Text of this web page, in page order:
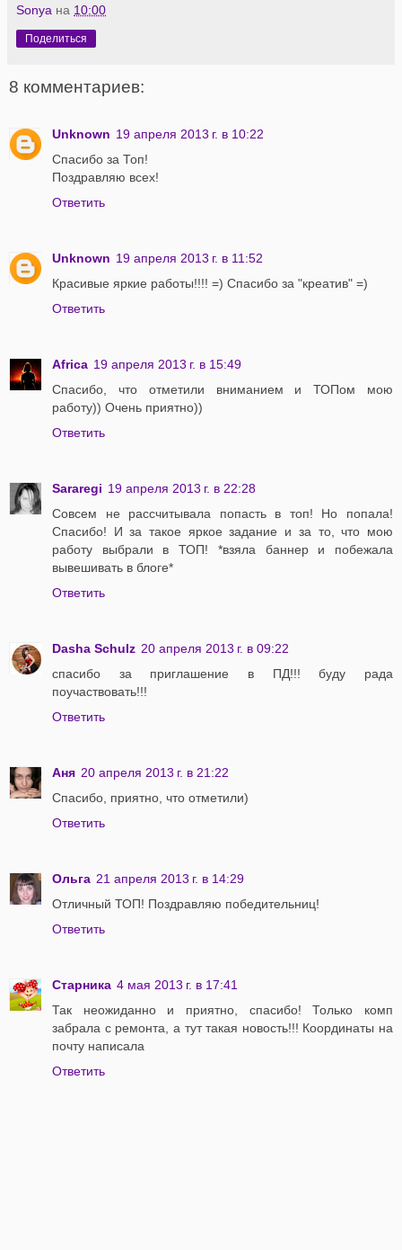
Sonya на 10:00
Поделиться
8 комментариев:
Unknown 19 апреля 2013 г. в 10:22
Спасибо за Топ!
Поздравляю всех!
Ответить
Unknown 19 апреля 2013 г. в 11:52
Красивые яркие работы!!!! =) Спасибо за "креатив" =)
Ответить
Africa 19 апреля 2013 г. в 15:49
Спасибо, что отметили вниманием и ТОПом мою
работу)) Очень приятно))
Ответить
Sararegi 19 апреля 2013 г. в 22:28
Совсем не рассчитывала попасть в топ! Но попала!
Спасибо! И за такое яркое задание и за то, что мою
работу выбрали в ТОП! *взяла баннер и побежала
вывешивать в блоге*
Ответить
Dasha Schulz 20 апреля 2013 г. в 09:22
спасибо за приглашение в ПД!!! буду рада
поучаствовать!!!
Ответить
Аня 20 апреля 2013 г. в 21:22
Спасибо, приятно, что отметили)
Ответить
Ольга 21 апреля 2013 г. в 14:29
Отличный ТОП! Поздравляю победительниц!
Ответить
Старника 4 мая 2013 г. в 17:41
Так неожиданно и приятно, спасибо! Только комп
забрала с ремонта, а тут такая новость!!! Координаты на
почту написала
Ответить